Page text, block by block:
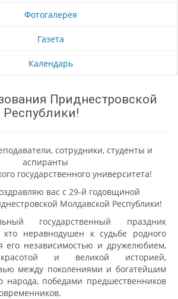
Фотогалерея
Газета
Календарь
Приднестровской
сотрудники, студенты и
аспиранты
государственного университета!
вас с 29-й годовщиной
Молдавской Республики!
государственный праздник
кто неравнодушен к судьбе родного
его независимостью и дружелюбием,
и великой историей,
между поколениями и богатейшим
народа, победами предшественников